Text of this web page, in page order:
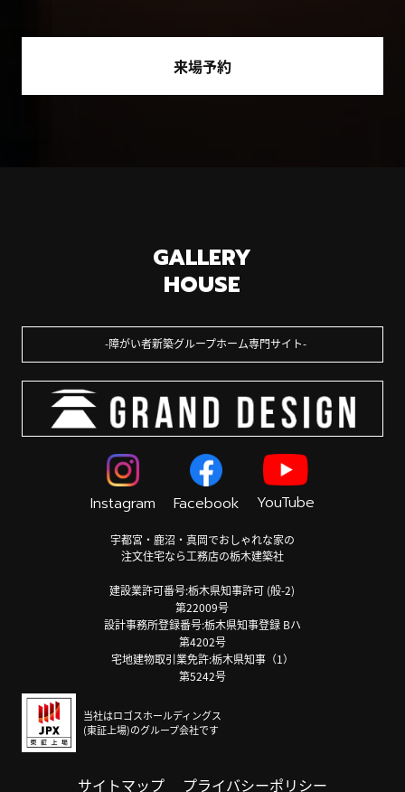
来場予約
GALLERY
HOUSE
障がい者新築グループホーム専門サイト
Instagram Facebook YouTube
宇都宮・鹿沼・真岡でおしゃれな家の
注文住宅なら工務店の栃木建築社
建設業許可番号:栃木県知事許可 (般-2)
第22009号
設計事務所登録番号:栃木県知事登録 Bハ
第4202号
宅地建物取引業免許:栃木県知事（1）
第5242号
当社はロゴスホールディングス
(東証上場)のグループ会社です
サイトマップ プライバシーポリシー